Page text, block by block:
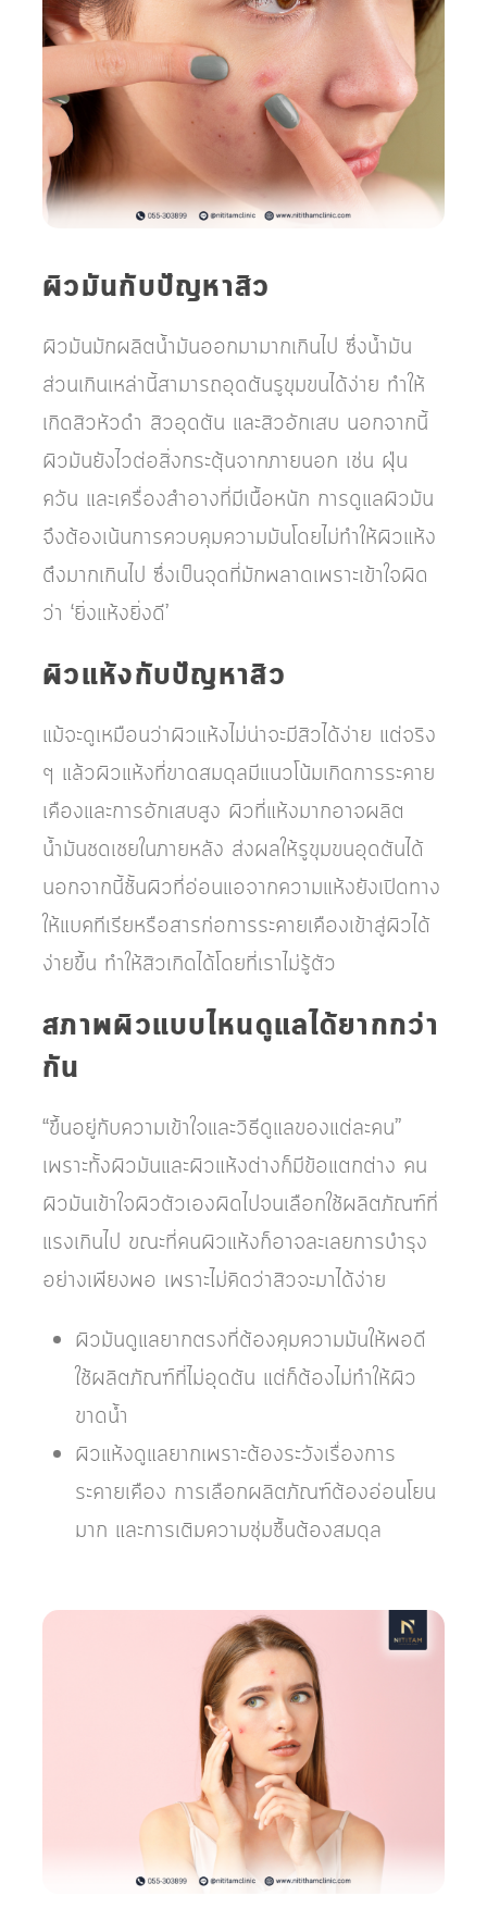
ผิวมันกับปัญหาสิว
ผิวมันมักผลิตน้ำมันออกมามากเกินไป ซึ่งน้ำมัน
ส่วนเกินเหล่านี้สามารถอุดตันรูขุมขนได้ง่าย ทำให้
เกิดสิวหัวดำ สิวอุดตัน และสิวอักเสบ นอกจากนี้
ผิวมันยังไวต่อสิ่งกระตุ้นจากภายนอก เช่น ฝุ่น
ควัน และเครื่องสำอางที่มีเนื้อหนัก การดูแลผิวมัน
จึงต้องเน้นการควบคุมความมันโดยไม่ทำให้ผิวแห้ง
ตึงมากเกินไป ซึ่งเป็นจุดที่มักพลาดเพราะเข้าใจผิด
ว่า ‘ยิ่งแห้งยิ่งดี’
ผิวแห้งกับปัญหาสิว
แม้จะดูเหมือนว่าผิวแห้งไม่น่าจะมีสิวได้ง่าย แต่จริง
ๆ แล้วผิวแห้งที่ขาดสมดุลมีแนวโน้มเกิดการระคาย
เคืองและการอักเสบสูง ผิวที่แห้งมากอาจผลิต
น้ำมันชดเชยในภายหลัง ส่งผลให้รูขุมขนอุดตันได้
นอกจากนี้ชั้นผิวที่อ่อนแอจากความแห้งยังเปิดทาง
ให้แบคทีเรียหรือสารก่อการระคายเคืองเข้าสู่ผิวได้
ง่ายขึ้น ทำให้สิวเกิดได้โดยที่เราไม่รู้ตัว
สภาพผิวแบบไหนดูแลได้ยากกว่า
กัน
“ขึ้นอยู่กับความเข้าใจและวิธีดูแลของแต่ละคน”
เพราะทั้งผิวมันและผิวแห้งต่างก็มีข้อแตกต่าง คน
ผิวมันเข้าใจผิวตัวเองผิดไปจนเลือกใช้ผลิตภัณฑ์ที่
แรงเกินไป ขณะที่คนผิวแห้งก็อาจละเลยการบำรุง
อย่างเพียงพอ เพราะไม่คิดว่าสิวจะมาได้ง่าย
ผิวมันดูแลยากตรงที่ต้องคุมความมันให้พอดี
ใช้ผลิตภัณฑ์ที่ไม่อุดตัน แต่ก็ต้องไม่ทำให้ผิว
ขาดน้ำ
ผิวแห้งดูแลยากเพราะต้องระวังเรื่องการ
ระคายเคือง การเลือกผลิตภัณฑ์ต้องอ่อนโยน
มาก และการเติมความชุ่มชื้นต้องสมดุล